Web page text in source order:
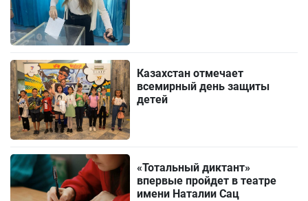
Казахстан отмечает
всемирный день защиты
детей
«Тотальный диктант»
впервые пройдет в театре
имени Наталии Сац